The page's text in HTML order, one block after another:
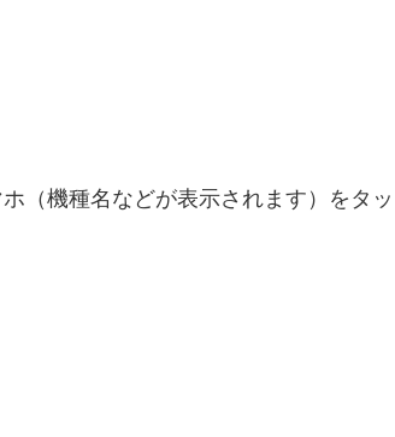
（機種名などが表示されます）をタッ